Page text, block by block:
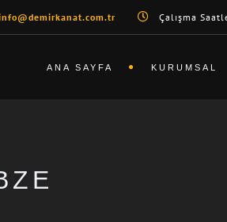
Çalışma
ANA SAYFA KURUMSAL